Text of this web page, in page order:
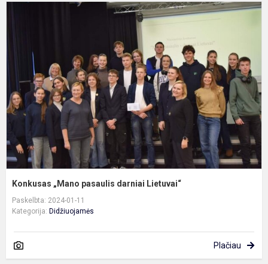
Konkusas „Mano pasaulis darniai Lietuvai“
Paskelbta: 2024-01-11
Kategorija: Didžiuojamės
Plačiau